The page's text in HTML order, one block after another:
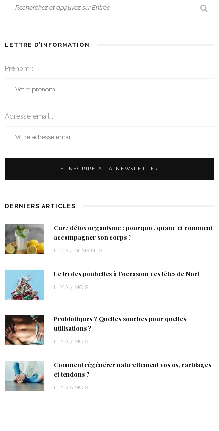
LETTRE D’INFORMATION
Prénom :
Adresse email :
DERNIERS ARTICLES
Cure détox organisme : pourquoi, quand et comment
accompagner son corps ?
IL Y A 4 SEMAINES
Le tri des poubelles à l’occasion des fêtes de Noël
IL Y A 7 MOIS
Probiotiques ? Quelles souches pour quelles
utilisations ?
IL Y A 7 MOIS
Comment régénérer naturellement vos os, cartilages
et tendons ?
IL Y A 8 MOIS